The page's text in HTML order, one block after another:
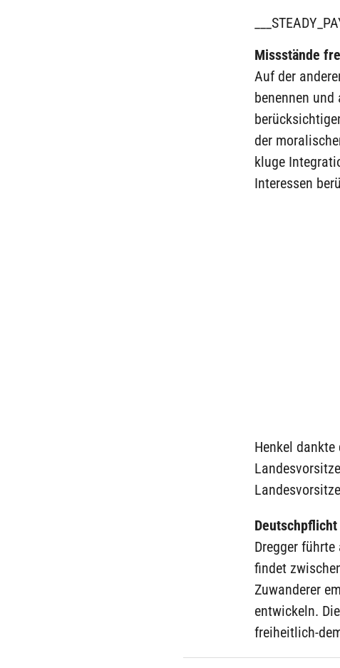
Missstände
Auf der
benennen
der
kluge
Interessen
Henkel dankte
Dregger
findet
Zuwanderer
entwickeln.
freiheitlich-